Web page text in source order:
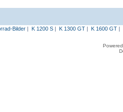
Bilder| K 1200 S| K 1300 GT| K 1600 GT|